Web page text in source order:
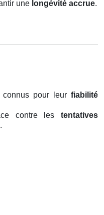
une longévité accrue.
connus pour leur fiabilité
contre les tentatives